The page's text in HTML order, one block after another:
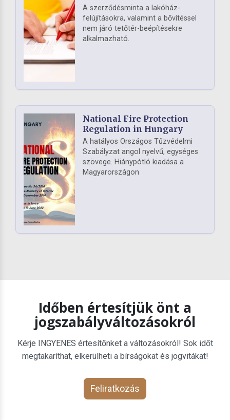
A szerződésminta a lakóház-
felújításokra, valamint a bővítéssel
nem járó tetőtér-beépítésekre
alkalmazható.
National Fire Protection
Regulation in Hungary
A hatályos Országos Tűzvédelmi
Szabályzat angol nyelvű, egységes
szövege. Hiánypótló kiadása a
Magyarországon
Időben értesítjük önt a
jogszabályváltozásokról
Kérje INGYENES értesítőnket a változásokról! Sok időt
megtakaríthat, elkerülheti a bírságokat és jogvitákat!
Feliratkozás